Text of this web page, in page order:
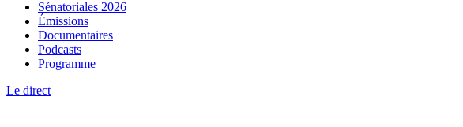
Sénatoriales 2026
Émissions
Documentaires
Podcasts
Programme
Le direct